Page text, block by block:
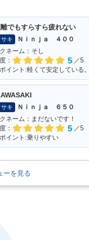
でもすらすら疲れない
キ
Ｎｉｎｊａ ４００
ネーム：そし
：
5 ／5
イント:軽くて安定している
キ
Ｎｉｎｊａ ６５０
ネーム：まだないです！
：
5 ／5
イント:乗りやすい
ーを見る